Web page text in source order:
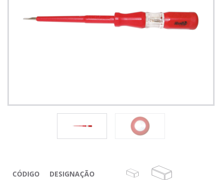
CÓDIGO DESIGNAÇÃO